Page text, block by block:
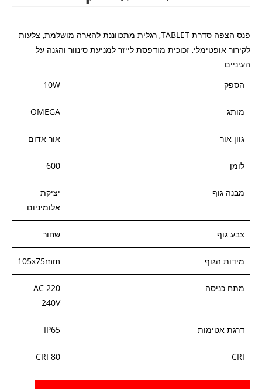
פנס הצפה סדרת TABLET, רגלית מתכווננת להארה מושלמת, צלעות
לקירור אופטימלי, זכוכית מודפסת לייזר למניעת סינוור והגנה על
העיניים
הספק
10W
מותג OMEGA
גוון אור אור אדום
לומן 600
מבנה גוף
יציקת
אלומיניום
צבע גוף שחור
מידות הגוף 105x75mm
מתח כניסה
AC 220
240V
דרגת אטימות IP65
CRI
CRI 80
זווית הארה 110°